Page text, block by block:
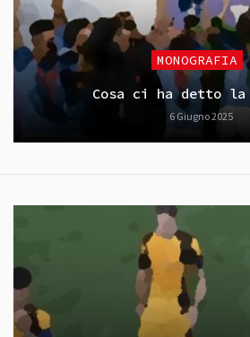
MONOGRAFIA
Cosa ci ha detto la
6 Giugno 2025